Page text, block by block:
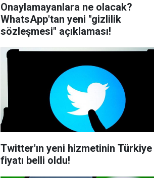
Onaylamayanlara ne olacak?
WhatsApp'tan yeni "gizlilik
sözleşmesi" açıklaması!
Twitter'ın yeni hizmetinin Türkiye
fiyatı belli oldu!